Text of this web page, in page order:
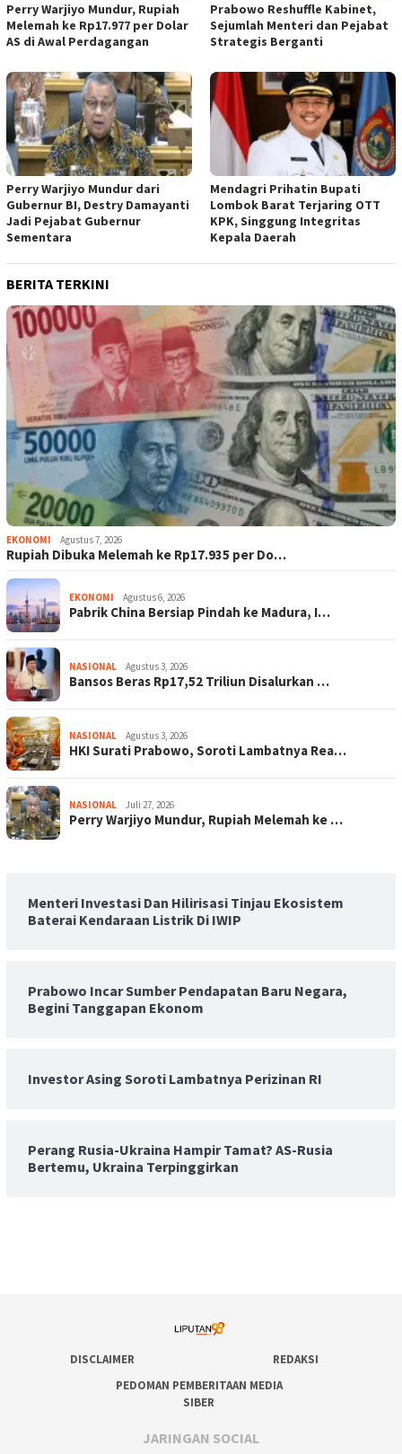
Perry Warjiyo Mundur, Rupiah
Melemah ke Rp17.977 per Dolar
AS di Awal Perdagangan
Prabowo Reshuffle Kabinet,
Sejumlah Menteri dan Pejabat
Strategis Berganti
Perry Warjiyo Mundur dari
Gubernur BI, Destry Damayanti
Jadi Pejabat Gubernur
Sementara
Mendagri Prihatin Bupati
Lombok Barat Terjaring OTT
KPK, Singgung Integritas
Kepala Daerah
BERITA TERKINI
EKONOMI Agustus 7, 2026
Rupiah Dibuka Melemah ke Rp17.935 per Do…
EKONOMI Agustus 6, 2026
Pabrik China Bersiap Pindah ke Madura, I…
NASIONAL Agustus 3, 2026
Bansos Beras Rp17,52 Triliun Disalurkan …
NASIONAL Agustus 3, 2026
HKI Surati Prabowo, Soroti Lambatnya Rea…
NASIONAL Juli 27, 2026
Perry Warjiyo Mundur, Rupiah Melemah ke …
Menteri Investasi Dan Hilirisasi Tinjau Ekosistem
Baterai Kendaraan Listrik Di IWIP
Prabowo Incar Sumber Pendapatan Baru Negara,
Begini Tanggapan Ekonom
Investor Asing Soroti Lambatnya Perizinan RI
Perang Rusia-Ukraina Hampir Tamat? AS-Rusia
Bertemu, Ukraina Terpinggirkan
DISCLAIMER
REDAKSI
PEDOMAN PEMBERITAAN MEDIA
SIBER
JARINGAN SOCIAL